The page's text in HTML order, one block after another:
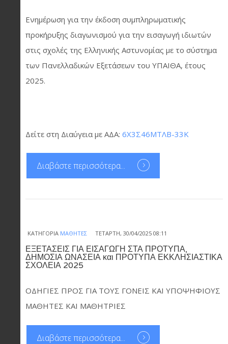
Ενημέρωση για την έκδοση συμπληρωματικής
προκήρυξης διαγωνισμού για την εισαγωγή ιδιωτών
στις σχολές της Ελληνικής Αστυνομίας με το σύστημα
των Πανελλαδικών Εξετάσεων του ΥΠΑΙΘΑ, έτους
2025.
Δείτε στη Διαύγεια με ΑΔΑ: 6Χ3Σ46ΜΤΛΒ-33Κ
Διαβάστε περισσότερα...
ΚΑΤΗΓΟΡΊΑ ΜΑΘΗΤΈΣ ΤΕΤΆΡΤΗ, 30/04/2025 08:11
ΕΞΕΤΑΣΕΙΣ ΓΙΑ ΕΙΣΑΓΩΓΗ ΣΤΑ ΠΡΟΤΥΠΑ,
ΔΗΜΟΣΙΑ ΩΝΑΣΕΙΑ και ΠΡΟΤΥΠΑ ΕΚΚΛΗΣΙΑΣΤΙΚΑ
ΣΧΟΛΕΙΑ 2025
ΟΔΗΓΙΕΣ ΠΡΟΣ ΓΙΑ ΤΟΥΣ ΓΟΝΕΙΣ ΚΑΙ ΥΠΟΨΗΦΙΟΥΣ
ΜΑΘΗΤΕΣ ΚΑΙ ΜΑΘΗΤΡΙΕΣ
Διαβάστε περισσότερα...